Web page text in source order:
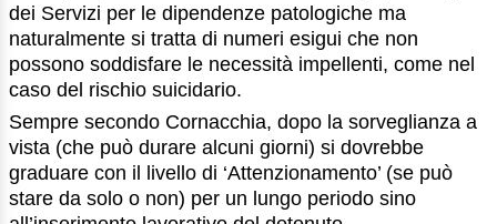
dei Servizi per le dipendenze patologiche ma
naturalmente si tratta di numeri esigui che non
possono soddisfare le necessità impellenti, come nel
caso del rischio suicidario.
Sempre secondo Cornacchia, dopo la sorveglianza a
vista (che può durare alcuni giorni) si dovrebbe
graduare con il livello di ‘Attenzionamento’ (se può
stare da solo o non) per un lungo periodo sino